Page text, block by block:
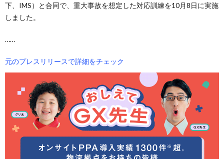
下、IMS）と合同で、重大事故を想定した対応訓練を10月8日に実施
しました。
……
元のプレスリリースで詳細をチェック